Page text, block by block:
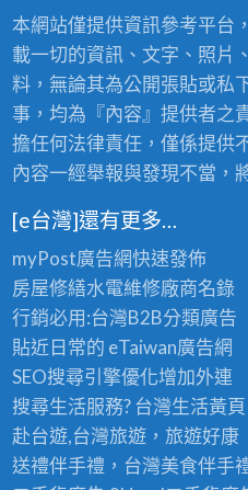
本網站僅提供資訊參考平台
載一切的資訊、文字、照片
料，無論其為公開張貼或私
事，均為『內容』提供者之
擔任何法律責任，僅係提供
內容一經舉報與發現不當，
[e台灣]還有更多…
myPost廣告網快速發佈
房屋修繕水電維修廠商名錄
行銷必用:台灣B2B分類廣告
貼近日常的 eTaiwan廣告網
SEO搜尋引擎優化增加外連
搜尋生活服務? 台灣生活黃頁
赴台遊,台灣旅遊，旅遊好康
送禮伴手禮，台灣美食伴手